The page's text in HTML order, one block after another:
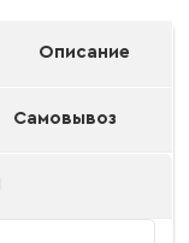
Описание
Самовывоз